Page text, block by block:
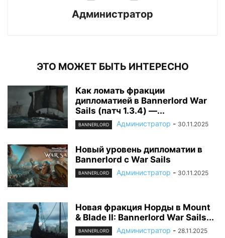
Администратор
ЭТО МОЖЕТ БЫТЬ ИНТЕРЕСНО
Как ломать фракции
дипломатией в Bannerlord War
Sails (патч 1.3.4) —...
BANNERLORD Администратор - 30.11.2025
Новый уровень дипломатии в
Bannerlord с War Sails
BANNERLORD Администратор - 30.11.2025
Новая фракция Норды в Mount
& Blade II: Bannerlord War Sails...
BANNERLORD Администратор - 28.11.2025